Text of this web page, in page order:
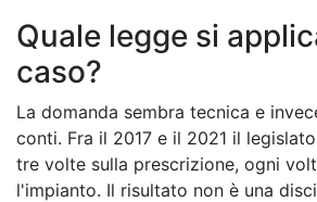
Quale legge si
caso?
La domanda sembra tecnica e
conti. Fra il 2017 e il 2021 il
tre volte sulla prescrizione, ogni
l'impianto. Il risultato non è una